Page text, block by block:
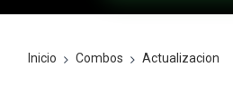
Inicio Combos Actualizacion